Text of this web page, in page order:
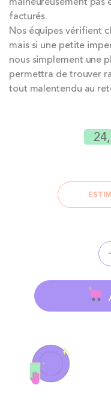
facturés.
Nos équipes vérifient
mais si une petite
nous simplement une
permettra de trouver
tout malentendu au